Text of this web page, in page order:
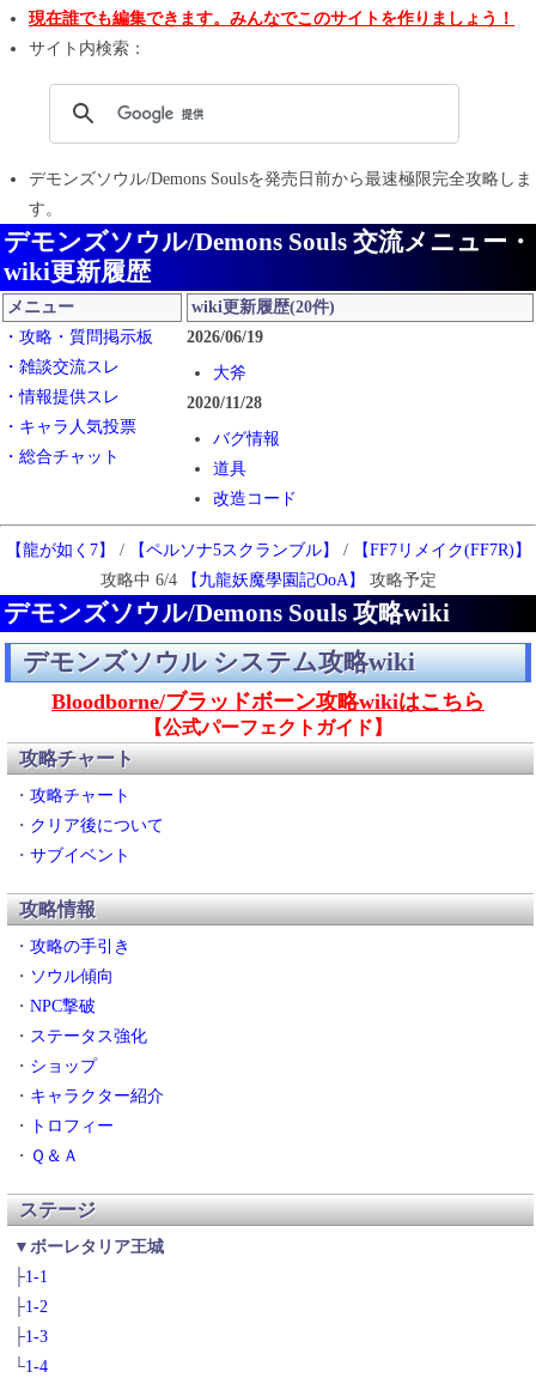
現在誰でも編集できます。みんなでこのサイトを作りましょう！
サイト内検索：
デモンズソウル/Demons Soulsを発売日前から最速極限完全攻略しま
す。
デモンズソウル/Demons Souls 交流メニュー・
wiki更新履歴
メニュー
・攻略・質問掲示板
・雑談交流スレ
・情報提供スレ
・キャラ人気投票
・総合チャット
wiki更新履歴(20件)
2026/06/19
大斧
2020/11/28
バグ情報
道具
改造コード
武器
製品情報
防具
攻略チャート/1
2020/11/07
腕防具
弩
矢
裏技・小技
放浪者
武器ヘッダー
【龍が如く7】 / 【ペルソナ5スクランブル】 /
【FF7リメイク(FF7R)】
攻略中 6/4
【九龍妖魔學園記OoA】 攻略予定
デモンズソウル/Demons Souls 攻略wiki
デモンズソウル システム攻略wiki
Bloodborne/ブラッドボーン攻略wikiはこちら
【公式パーフェクトガイド】
攻略チャート
・ 攻略チャート
・ クリア後について
・ サブイベント
攻略情報
・ 攻略の手引き
・ ソウル傾向
・ NPC撃破
・ ステータス強化
・ ショップ
・ キャラクター紹介
・
トロフィー
・ Ｑ＆Ａ
ステージ
▼ボーレタリア王城
├1-1
├1-2
├1-3
└1-4